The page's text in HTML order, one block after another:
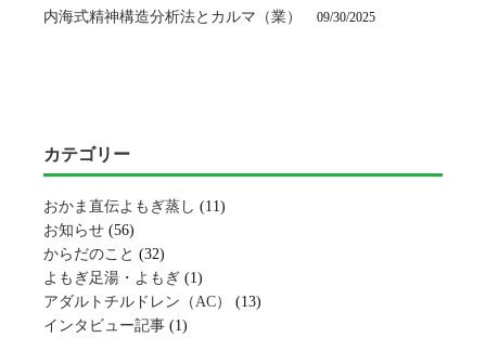
内海式精神構造分析法とカルマ（業） 09/30/2025
カテゴリー
おかま直伝よもぎ蒸し (11)
お知らせ (56)
からだのこと (32)
よもぎ足湯・よもぎ (1)
アダルトチルドレン（AC）
(13)
インタビュー記事 (1)